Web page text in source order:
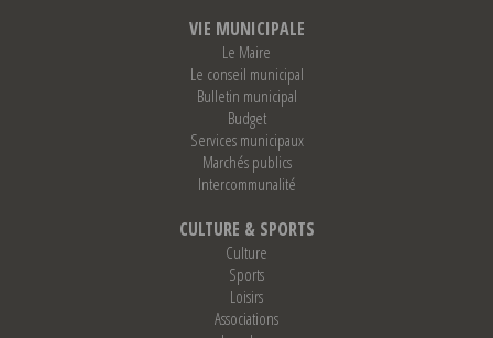
VIE MUNICIPALE
Le Maire
Le conseil municipal
Bulletin municipal
Budget
Services municipaux
Marchés publics
Intercommunalité
CULTURE & SPORTS
Culture
Sports
Loisirs
Associations